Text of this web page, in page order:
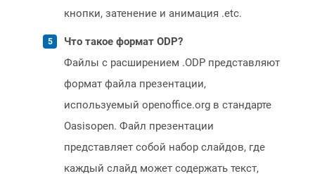
кнопки, затенение и анимация .etc.
Что такое формат ODP?
Файлы с расширением .ODP представляют
формат файла презентации,
используемый openoffice.org в стандарте
Oasisopen. Файл презентации
представляет собой набор слайдов, где
каждый слайд может содержать текст,